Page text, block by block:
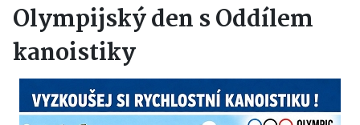
Olympijský den s Oddílem
kanoistiky